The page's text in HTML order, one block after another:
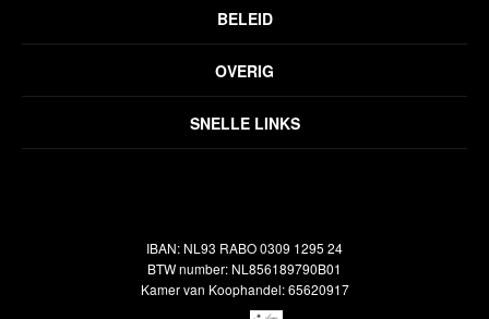
SNELLE LINKS
OVERIG
Veelgestelde vragen
BELEID
Verzendbeleid
IBAN: NL93 RABO 0309 1295 24
BTW number: NL856189790B01
Kamer van Koophandel: 65620917